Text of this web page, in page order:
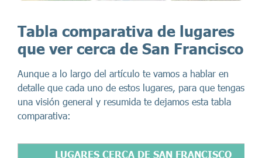
Tabla comparativa de lugares
que ver cerca de San Francisco
Aunque a lo largo del artículo te vamos a hablar en
detalle que cada uno de estos lugares, para que tengas
una visión general y resumida te dejamos esta tabla
comparativa:
LUGARES CERCA DE SAN FRANCISCO